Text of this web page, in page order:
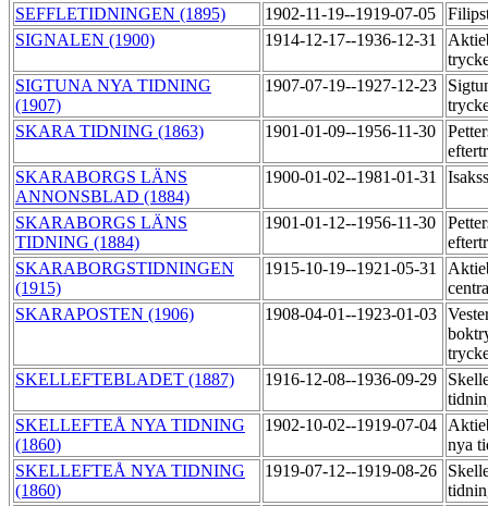
SEFFLETIDNINGEN (1895)
1902-11-19--1919-07-05
SIGNALEN (1900)
1914-12-17--1936-12-31
SIGTUNA NYA TIDNING
(1907)
1907-07-19--1927-12-23
SKARA TIDNING (1863)
1901-01-09--1956-11-30
SKARABORGS LÄNS
ANNONSBLAD (1884)
1900-01-02--1981-01-31
SKARABORGS LÄNS
TIDNING (1884)
1901-01-12--1956-11-30
SKARABORGSTIDNINGEN
(1915)
1915-10-19--1921-05-31
SKARAPOSTEN (1906)
1908-04-01--1923-01-03
SKELLEFTEBLADET (1887)
1916-12-08--1936-09-29
SKELLEFTEÅ NYA TIDNING
(1860)
1902-10-02--1919-07-04
nya
SKELLEFTEÅ NYA TIDNING
(1860)
1919-07-12--1919-08-26